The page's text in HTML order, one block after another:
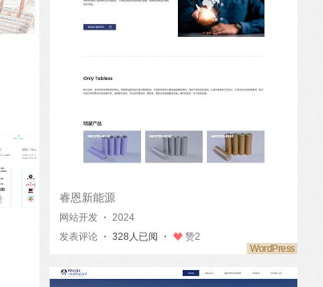
睿恩新能源
网站开发 ・ 2024
发表评论 ・ 328人已阅 ・ 赞2